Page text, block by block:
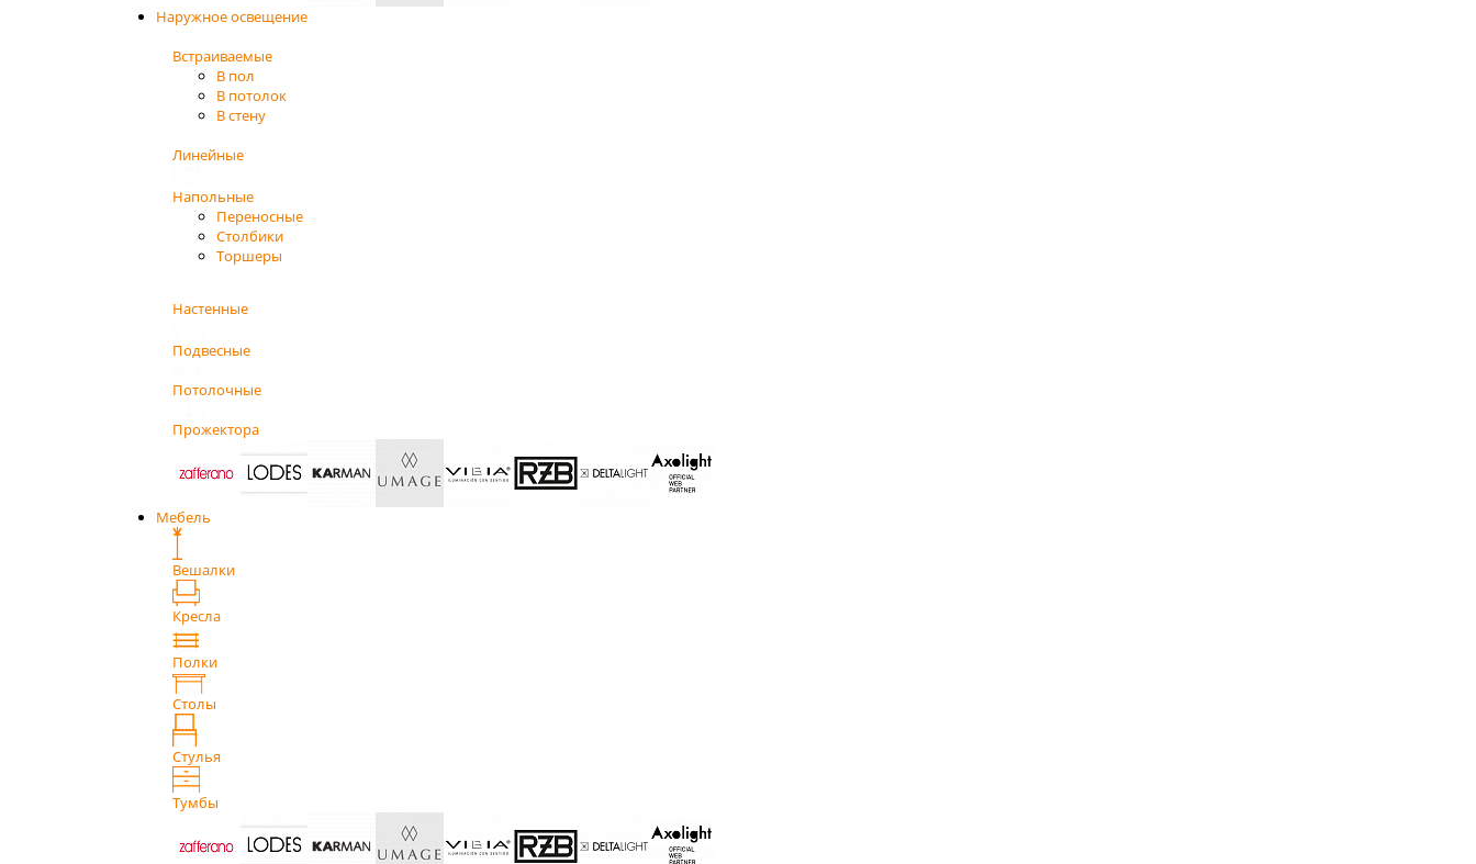
Наружное освещение
Встраиваемые
В пол
В потолок
В стену
Линейные
Напольные
Переносные
Столбики
Торшеры
Настенные
Подвесные
Потолочные
Прожектора
Мебель
Вешалки
Кресла
Полки
Столы
Стулья
Тумбы